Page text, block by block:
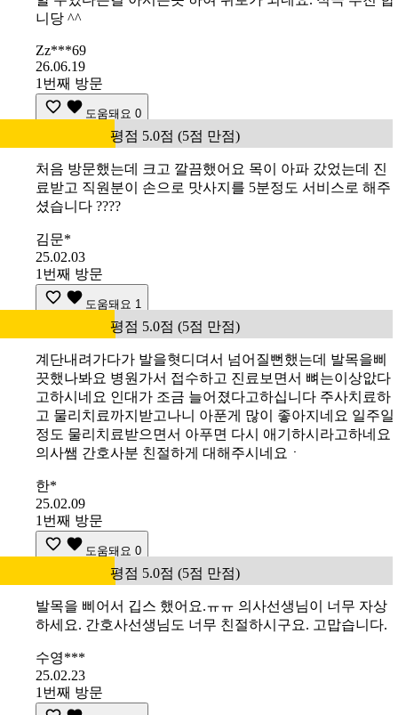
니당 ^^
Zz***69
26.06.19
1번째 방문
도움돼요 0
평점 5.0점 (5점 만점)
처음 방문했는데 크고 깔끔했어요 목이 아파 갔었는데 진
료받고 직원분이 손으로 맛사지를 5분정도 서비스로 해주
셨습니다 ????
김문*
25.02.03
1번째 방문
도움돼요 1
평점 5.0점 (5점 만점)
계단내려가다가 발을혓디뎌서 넘어질뻔했는데 발목을삐
끗했나봐요 병원가서 접수하고 진료보면서 뼈는이상앖다
고하시네요 인대가 조금 늘어졌다고하십니다 주사치료하
고 물리치료까지받고나니 아푼게 많이 좋아지네요 일주일
정도 물리치료받으면서 아푸면 다시 애기하시라고하네요
의사쌤 간호사분 친절하게 대해주시네요ㆍ
한*
25.02.09
1번째 방문
도움돼요 0
평점 5.0점 (5점 만점)
발목을 삐어서 깁스 했어요.ㅠㅠ 의사선생님이 너무 자상
하세요. 간호사선생님도 너무 친절하시구요. 고맙습니다.
수영***
25.02.23
1번째 방문